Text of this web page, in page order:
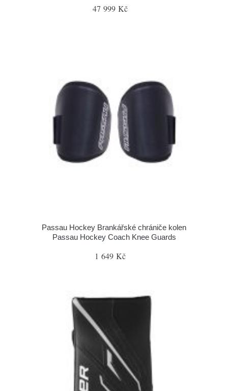
47 999 Kč
Passau Hockey Brankářské chrániče kolen
Passau Hockey Coach Knee Guards
1 649 Kč